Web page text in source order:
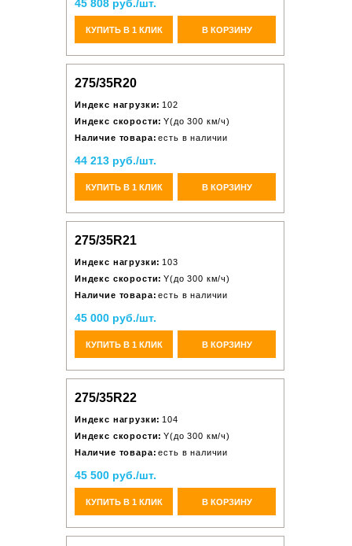
45 808 руб./шт.
КУПИТЬ В 1 КЛИК В КОРЗИНУ
275/35R20
Индекс нагрузки: 102
Индекс скорости: Y(до 300 км/ч)
Наличие товара: есть в наличии
44 213 руб./шт.
КУПИТЬ В 1 КЛИК В КОРЗИНУ
275/35R21
Индекс нагрузки: 103
Индекс скорости: Y(до 300 км/ч)
Наличие товара: есть в наличии
45 000 руб./шт.
КУПИТЬ В 1 КЛИК В КОРЗИНУ
275/35R22
Индекс нагрузки: 104
Индекс скорости: Y(до 300 км/ч)
Наличие товара: есть в наличии
45 500 руб./шт.
КУПИТЬ В 1 КЛИК В КОРЗИНУ